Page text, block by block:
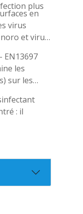
plus
en
virus
et virus
EN13697
les
sur les
: il